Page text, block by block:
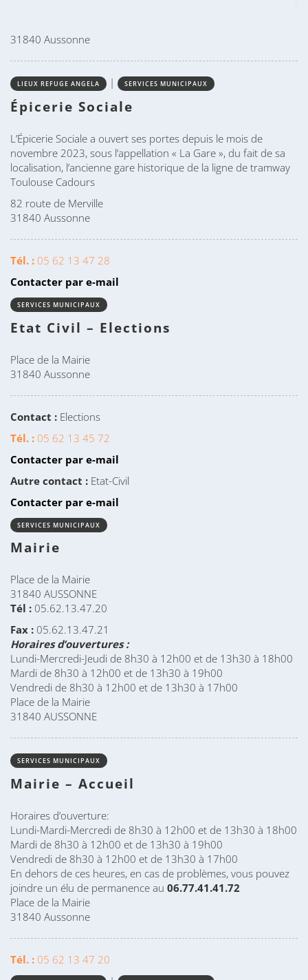
31840 Aussonne
LIEUX REFUGE ANGELA | SERVICES MUNICIPAUX
Épicerie Sociale
L’Épicerie Sociale a ouvert ses portes depuis le mois de
novembre 2023, sous l’appellation « La Gare », du fait de sa
localisation, l’ancienne gare historique de la ligne de tramway
Toulouse Cadours
82 route de Merville
31840 Aussonne
Tél. : 05 62 13 47 28
Contacter par e-mail
SERVICES MUNICIPAUX
Etat Civil – Elections
Place de la Mairie
31840 Aussonne
Contact : Elections
Tél. : 05 62 13 45 72
Contacter par e-mail
Autre contact : Etat-Civil
Contacter par e-mail
SERVICES MUNICIPAUX
Mairie
Place de la Mairie
31840 AUSSONNE
Tél : 05.62.13.47.20
Fax : 05.62.13.47.21
Horaires d’ouvertures :
Lundi-Mercredi-Jeudi de 8h30 à 12h00 et de 13h30 à 18h00
Mardi de 8h30 à 12h00 et de 13h30 à 19h00
Vendredi de 8h30 à 12h00 et de 13h30 à 17h00
Place de la Mairie
31840 AUSSONNE
SERVICES MUNICIPAUX
Mairie – Accueil
Horaires d’ouverture:
Lundi-Mardi-Mercredi de 8h30 à 12h00 et de 13h30 à 18h00
Mardi de 8h30 à 12h00 et de 13h30 à 19h00
Vendredi de 8h30 à 12h00 et de 13h30 à 17h00
En dehors de ces heures, en cas de problèmes, vous pouvez
joindre un élu de permanence au 06.77.41.41.72
Place de la Mairie
31840 Aussonne
Tél. : 05 62 13 47 20